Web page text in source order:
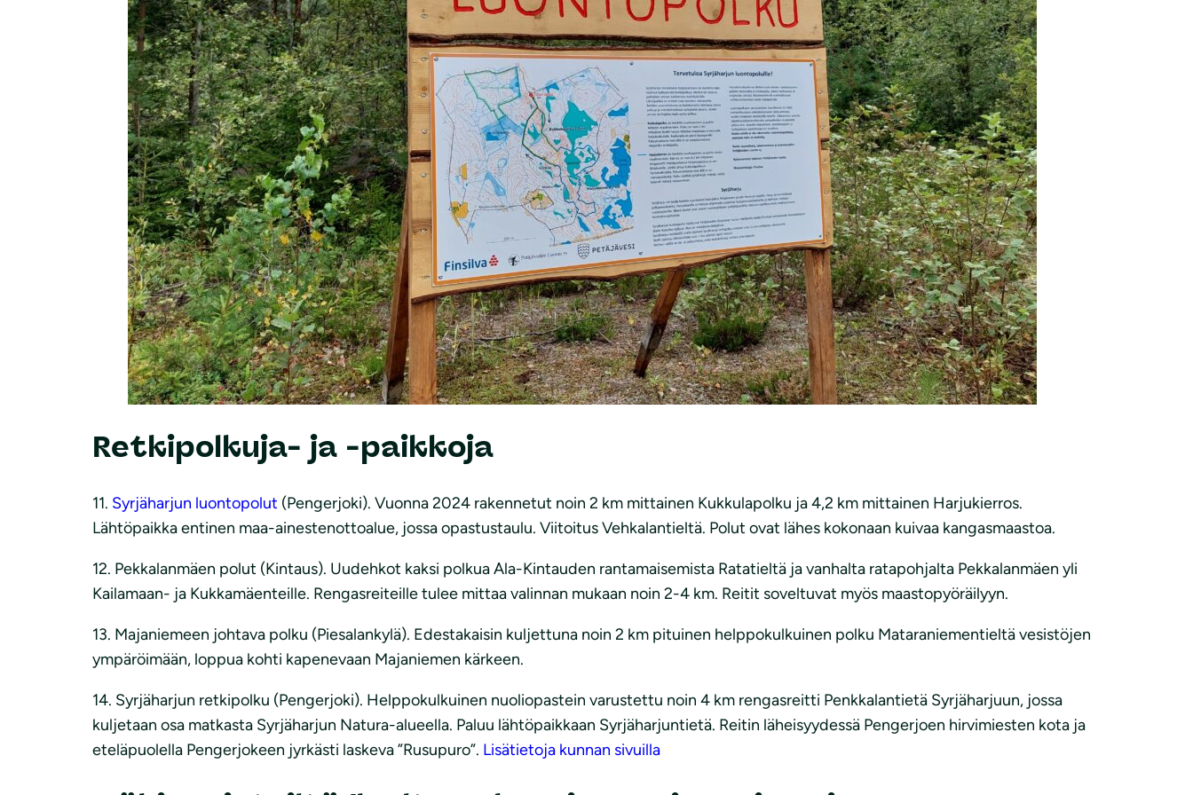
Retkipolkuja- ja -paikkoja
11. Syrjäharjun luontopolut (Pengerjoki). Vuonna 2024 rakennetut noin 2 km mittainen Kukkulapolku ja 4,2 km mittainen Harjukierros.
Lähtöpaikka entinen maa-ainestenottoalue, jossa opastustaulu. Viitoitus Vehkalantieltä. Polut ovat lähes kokonaan kuivaa kangasmaastoa.
12. Pekkalanmäen polut (Kintaus). Uudehkot kaksi polkua Ala-Kintauden rantamaisemista Ratatieltä ja vanhalta ratapohjalta Pekkalanmäen yli
Kailamaan- ja Kukkamäenteille. Rengasreiteille tulee mittaa valinnan mukaan noin 2-4 km. Reitit soveltuvat myös maastopyöräilyyn.
13. Majaniemeen johtava polku (Piesalankylä). Edestakaisin kuljettuna noin 2 km pituinen helppokulkuinen polku Mataraniementieltä vesistöjen
ympäröimään, loppua kohti kapenevaan Majaniemen kärkeen.
14. Syrjäharjun retkipolku (Pengerjoki). Helppokulkuinen nuoliopastein varustettu noin 4 km rengasreitti Penkkalantietä Syrjäharjuun, jossa
kuljetaan osa matkasta Syrjäharjun Natura-alueella. Paluu lähtöpaikkaan Syrjäharjuntietä. Reitin läheisyydessä Pengerjoen hirvimiesten kota ja
eteläpuolella Pengerjokeen jyrkästi laskeva ”Rusupuro”. Lisätietoja kunnan sivuilla